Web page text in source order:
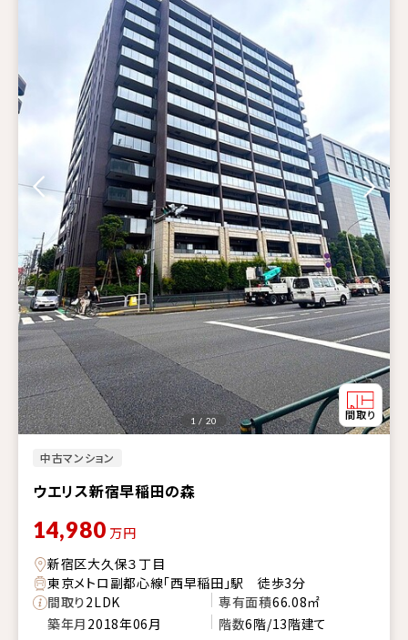
中古マンション
ウエリス新宿早稲田の森
1 / 20
14,980 万円
新宿区大久保３丁目
東京メトロ副都心線「西早稲田」駅 徒歩3分
間取り2LDK 専有面積66.08㎡
築年月 2018年06月 階数6階/13階建て